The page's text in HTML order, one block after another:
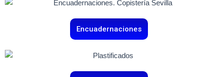
Encuadernaciones